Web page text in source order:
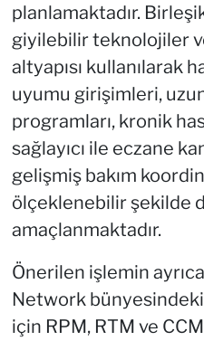
planlamaktadır.
giyilebilir teknolojiler
altyapısı kullanılarak
uyumu girişimleri,
programları, kronik
sağlayıcı ile eczane
gelişmiş bakım
ölçeklenebilir şekilde
amaçlanmaktadır.
Önerilen işlemin
Network bünyesindeki
için RPM, RTM ve